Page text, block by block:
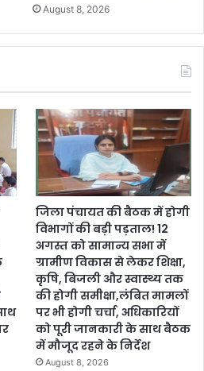
August 8, 2026
जिला पंचायत की बैठक में होगी
विभागों की बड़ी पड़ताल! 12
अगस्त को सामान्य सभा में
ग्रामीण विकास से लेकर शिक्षा,
कृषि, बिजली और स्वास्थ्य तक
की होगी समीक्षा,लंबित मामलों
पर भी होगी चर्चा, अधिकारियों
को पूरी जानकारी के साथ बैठक
में मौजूद रहने के निर्देश
August 8, 2026